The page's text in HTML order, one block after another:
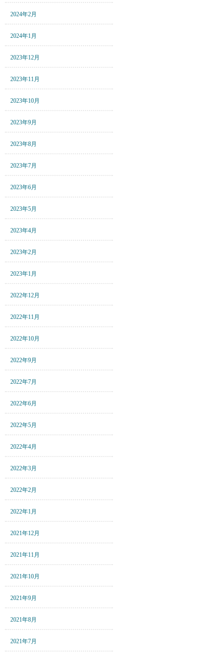
2024年2月
2024年1月
2023年12月
2023年11月
2023年10月
2023年9月
2023年8月
2023年7月
2023年6月
2023年5月
2023年4月
2023年2月
2023年1月
2022年12月
2022年11月
2022年10月
2022年9月
2022年7月
2022年6月
2022年5月
2022年4月
2022年3月
2022年2月
2022年1月
2021年12月
2021年11月
2021年10月
2021年9月
2021年8月
2021年7月